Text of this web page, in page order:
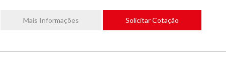
Mais Informações Solicitar Cotação